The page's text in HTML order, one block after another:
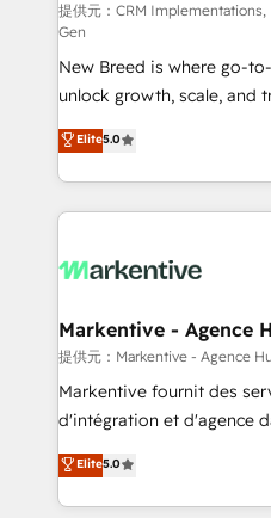
performance advertising
Expert deployment of
to automate growth. 🏆 Elite Excellence - 8 platform
accreditations and deep
expertise. - A team of 250+ experts dedicated to
your resilient growth.
提供元：CRM Implementations,
Gen
New Breed is where go-
unlock growth, scale, and
companies activate
customer platform and
Loop Marketing
services, smart agents,
results, fast. ⚙️CRM & RevOps: Align all Hubs to your
🎯Demand Gen & ABM:
ABM, AEO, SEO, & paid media. 👩‍💻Web
Build high-performing
& conversion strategy that
AI, & maximize AEO with
Integrations: Extend
Elite5.0
Markentive - Agence
提供元：Markentive - Agence
Markentive fournit des
d'intégration et d'agence
North America. Avec plus
marketing automation,
webdesign. Markentive is both a consulting firm, a
Elite5.0